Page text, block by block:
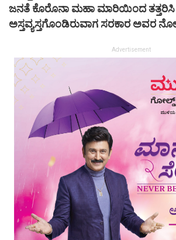
ಜನತೆ ಕೊರೊನಾ ಮಹಾ ಮಾರಿಯಿಂದ ತತ್ತರಿಸಿ
ಅಸ್ತವ್ಯಸ್ತಗೊಂಡಿರುವಾಗ ಸರಕಾರ ಅವರ
Advertisement